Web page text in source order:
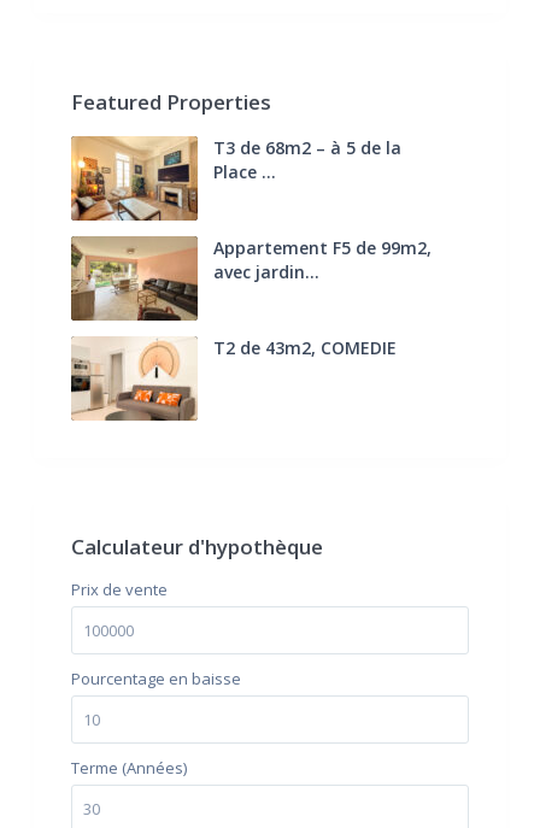
Featured Properties
T3 de 68m2 – à 5 de la
Place ...
Appartement F5 de 99m2,
avec jardin...
T2 de 43m2, COMEDIE
Calculateur d'hypothèque
Prix ​​de vente
Pourcentage en baisse
Terme (Années)